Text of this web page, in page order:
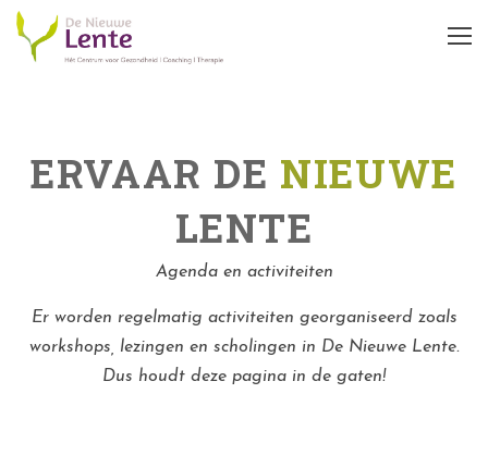
ERVAAR DE NIEUWE
LENTE
Agenda en activiteiten
Er worden regelmatig activiteiten georganiseerd zoals
workshops, lezingen en scholingen in De Nieuwe Lente.
Dus houdt deze pagina in de gaten!